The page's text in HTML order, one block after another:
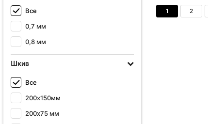
Все
0,7 мм
0,8 мм
Шкив
Все
200х150мм
200х75 мм
1 2